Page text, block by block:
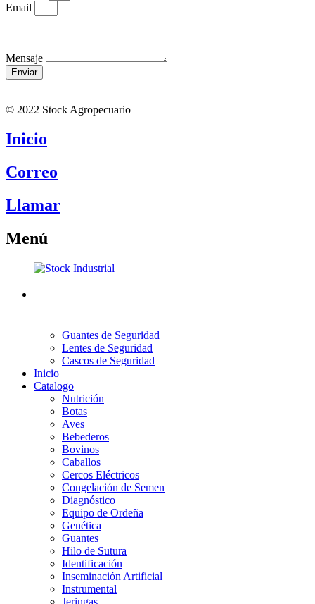
Email
Mensaje
Enviar
© 2022 Stock Agropecuario
Inicio
Correo
Llamar
Menú
Guantes de Seguridad
Lentes de Seguridad
Cascos de Seguridad
Inicio
Catalogo
Nutrición
Botas
Aves
Bebederos
Bovinos
Caballos
Cercos Eléctricos
Congelación de Semen
Diagnóstico
Equipo de Ordeña
Genética
Guantes
Hilo de Sutura
Identificación
Inseminación Artificial
Instrumental
Jeringas